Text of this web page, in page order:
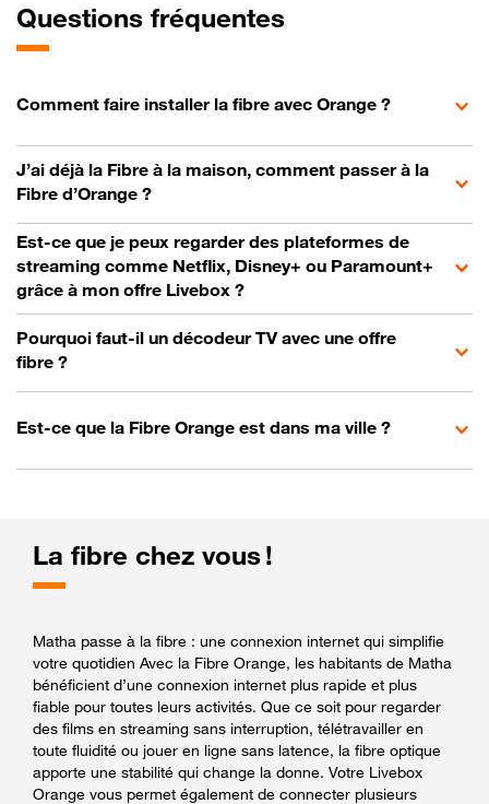
Questions fréquentes
Comment faire installer la fibre avec Orange ?
J’ai déjà la Fibre à la maison, comment passer à la
Fibre d’Orange ?
Est-ce que je peux regarder des plateformes de
streaming comme Netflix, Disney+ ou Paramount+
grâce à mon offre Livebox ?
Pourquoi faut-il un décodeur TV avec une offre
fibre ?
Est-ce que la Fibre Orange est dans ma ville ?
La fibre chez vous !
Matha passe à la fibre : une connexion internet qui simplifie
votre quotidien Avec la Fibre Orange, les habitants de Matha
bénéficient d’une connexion internet plus rapide et plus
fiable pour toutes leurs activités. Que ce soit pour regarder
des films en streaming sans interruption, télétravailler en
toute fluidité ou jouer en ligne sans latence, la fibre optique
apporte une stabilité qui change la donne. Votre Livebox
Orange vous permet également de connecter plusieurs